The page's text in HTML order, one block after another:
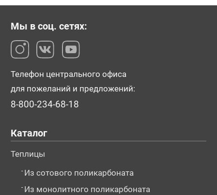
Мы в соц. сетях:
Телефон центрального офиса
для пожеланий и предложений:
8-800-234-68-18
Каталог
Теплицы
- Из сотового поликарбоната
- Из монолитного поликарбоната